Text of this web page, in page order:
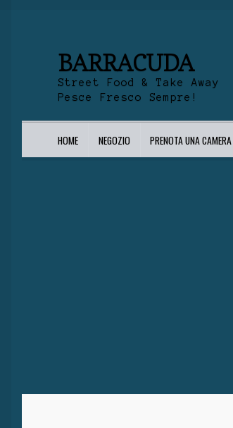
BARRACUDA
Street Food & Take Away
Pesce Fresco Sempre!
HOME NEGOZIO PRENOTA UNA